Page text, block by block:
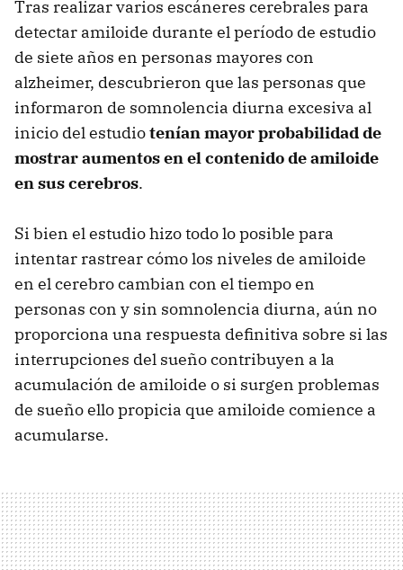
Tras realizar varios escáneres cerebrales para
detectar amiloide durante el período de estudio
de siete años en personas mayores con
alzheimer, descubrieron que las personas que
informaron de somnolencia diurna excesiva al
inicio del estudiotenían mayor probabilidad de
mostrar aumentos en el contenido de amiloide
en sus cerebros.
Si bien el estudio hizo todo lo posible para
intentar rastrear cómo los niveles de amiloide
en el cerebro cambian con el tiempo en
personas con y sin somnolencia diurna, aún no
proporciona una respuesta definitiva sobre si las
interrupciones del sueño contribuyen a la
acumulación de amiloide o si surgen problemas
de sueño ello propicia que amiloide comience a
acumularse.